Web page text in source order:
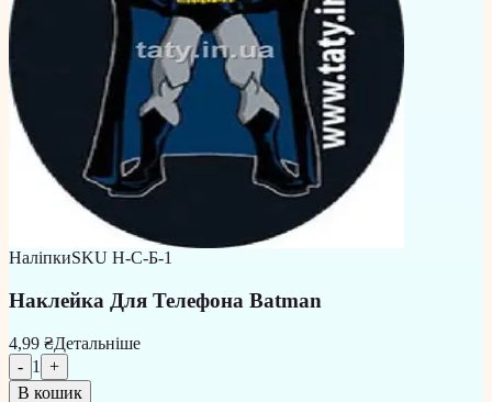
НаліпкиSKU Н-С-Б-1
Наклейка Для Телефона Batman
4,99 ₴Детальніше
- 1
+
В кошик